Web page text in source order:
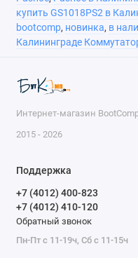
Поддержка
стандартов
Функции
QoS
Грозозащита
Рабочая
температура
влажность
купить GS1018PS2 в
bootcomp, новинка, в
Калининграде
Интернет-магазин
2015 - 2026
Поддержка
+7 (4012) 400-823
+7 (4012) 410-120
Обратный звонок
Пн-Пт с 11-19ч, Сб с 11-15ч